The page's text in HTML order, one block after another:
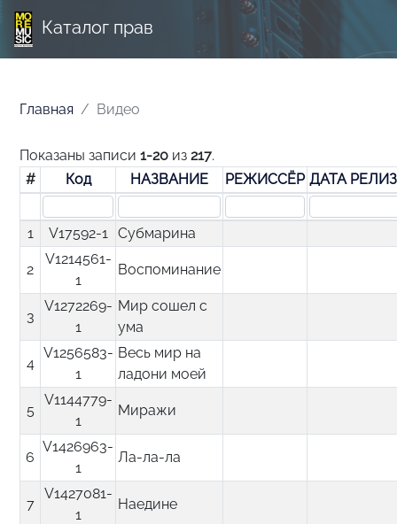
Каталог прав
Главная Видео
Показаны записи1-20 из217.
#
Код НАЗВАНИЕ РЕЖИССЁР ДАТА
1 V17592-1 Субмарина
2
V1214561-
1
Воспоминание
3
V1272269-
1
Мир сошел с
ума
4
V1256583-
1
Весь мир на
ладони моей
5
V1144779-
1
Миражи
6
V1426963-
1
Ла-ла-ла
7
V1427081-
1
Наедине